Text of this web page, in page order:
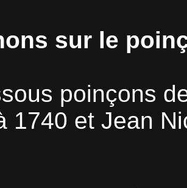
sur le
poinçons
1740 et Jean